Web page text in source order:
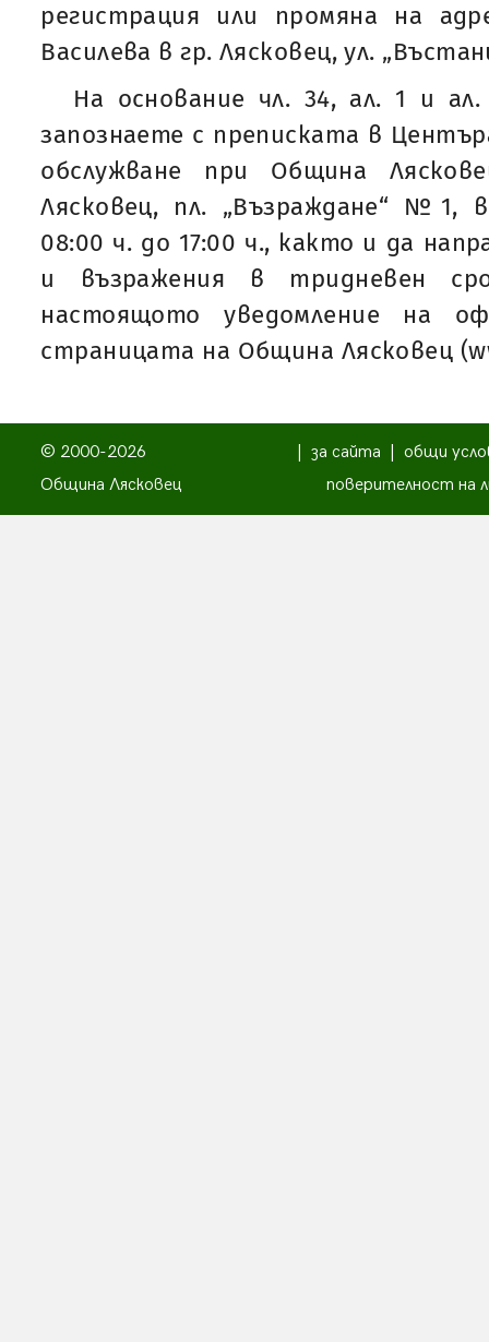
регистрация или промяна на
Василева в гр. Лясковец, ул.
На основание чл. 34, ал. 1 и
запознаете с преписката в
обслужване при Община
Лясковец, пл. „Възраждане“ №1,
08:00 ч. до 17:00 ч., както и да
и възражения в тридневен
настоящото уведомление на
страницата на Община Лясковец
© 2000-2026
Община Лясковец
за сайта
общи
поверителност на